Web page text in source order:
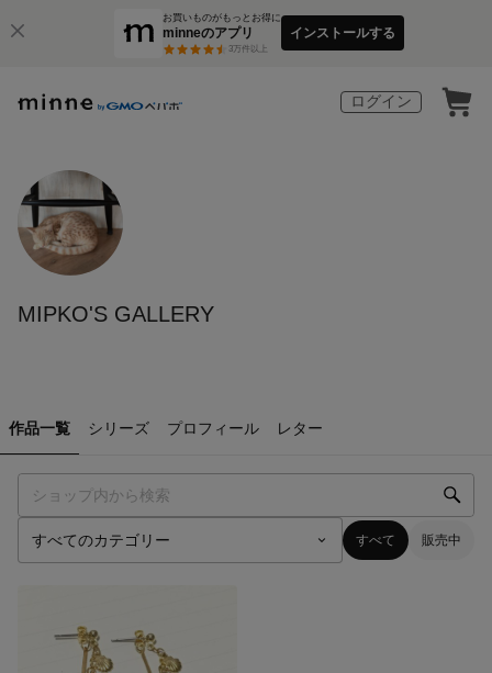
お買いものがもっとお得に
minneのアプリ
3万件以上
インストールする
ログイン
MIPKO'S GALLERY
作品一覧 シリーズ プロフィール レター
すべて 販売中